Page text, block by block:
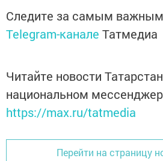
Следите за самым
Telegram-канале Татмедиа
Читайте новости
национальном
https://max.ru/tatmedia
Перейти на страницу